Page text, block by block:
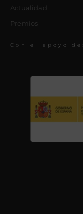
Actualidad
Premios
Con el apoyo de: